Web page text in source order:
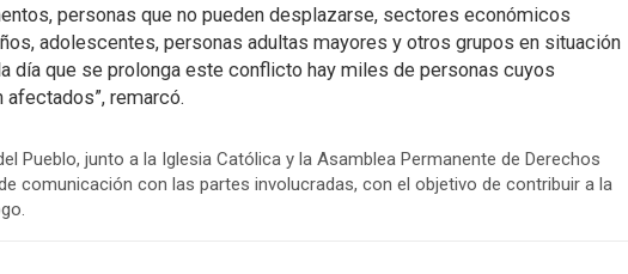
personas que no pueden desplazarse, sectores económicos
adolescentes, personas adultas mayores y otros grupos en situación
día que se prolonga este conflicto hay miles de personas cuyos
remarcó.
Pueblo, junto a la Iglesia Católica y la Asamblea Permanente de Derechos
comunicación con las partes involucradas, con el objetivo de contribuir a la